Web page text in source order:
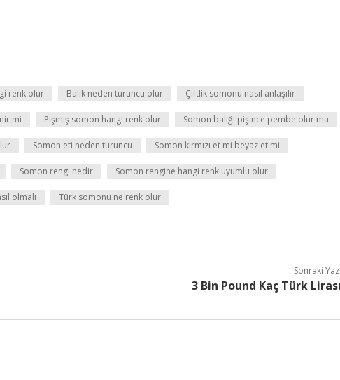
renk olur Balık neden turuncu olur Çiftlik somonu nasıl anlaşılır
mi Pişmiş somon hangi renk olur Somon balığı pişince pembe olur mu
Somon eti neden turuncu Somon kırmızı et mi beyaz et mi
Somon rengi nedir Somon rengine hangi renk uyumlu olur
olmalı Türk somonu ne renk olur
Sonraki
3 Bin Pound Kaç Türk